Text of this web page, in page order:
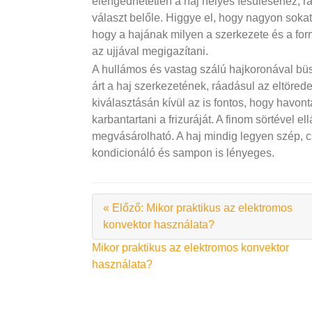
választ belőle. Higgye el, hogy nagyon
hogy a hajának milyen a szerkezete és a
az ujjával megigazítani.
A hullámos és vastag szálú hajkoronával
árt a haj szerkezetének, ráadásul az
kiválasztásán kívül az is fontos, hogy
karbantartani a frizuráját. A finom sörtével
megvásárolható. A haj mindig legyen szép,
kondicionáló és sampon is lényeges.
« Előző: Mikor praktikus az elektromos
konvektor használata?
Bejegyzés
navigáció
Mikor praktikus az elektromos konvektor
használata?